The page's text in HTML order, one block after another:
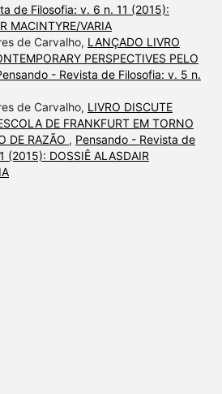
de Filosofia: v. 6 n. 11 (2015):
MACINTYRE/VARIA
de Carvalho, LANÇADO LIVRO
PERSPECTIVES PELO
- Revista de Filosofia: v. 5 n.
de Carvalho, LIVRO DISCUTE
DE FRANKFURT EM TORNO
DE RAZÃO , Pensando - Revista de
(2015): DOSSIÊ ALASDAIR